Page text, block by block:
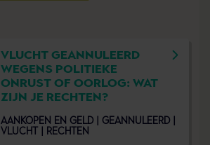
VLUCHT GEANNULEERD
WEGENS POLITIEKE
ONRUST OF OORLOG: WAT
ZIJN JE RECHTEN?
AANKOPEN EN GELD |
GEANNULEERD |
VLUCHT |
RECHTEN